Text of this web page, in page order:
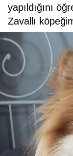
yapıldığını
Zavallı